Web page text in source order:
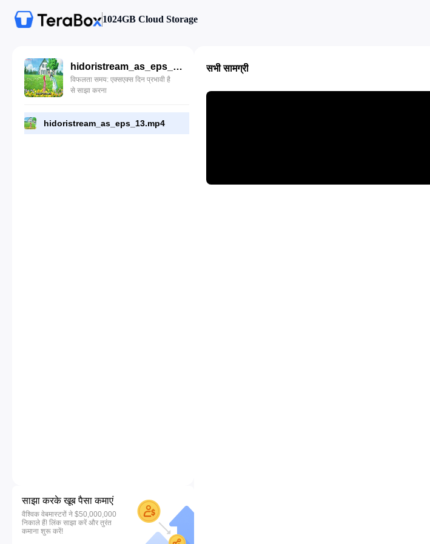
1024GB Cloud Storage
hidoristream_as_eps_13.mp4
विफलता समय: एक्सएक्स दिन प्रभावी है
से साझा करना
hidoristream_as_eps_13.mp4
साझा करके खूब पैसा कमाएं
वैश्विक वेबमास्टरों ने $50,000,000
निकाले हैं! लिंक साझा करें और तुरंत
कमाना शुरू करें!
सभी सामग्री